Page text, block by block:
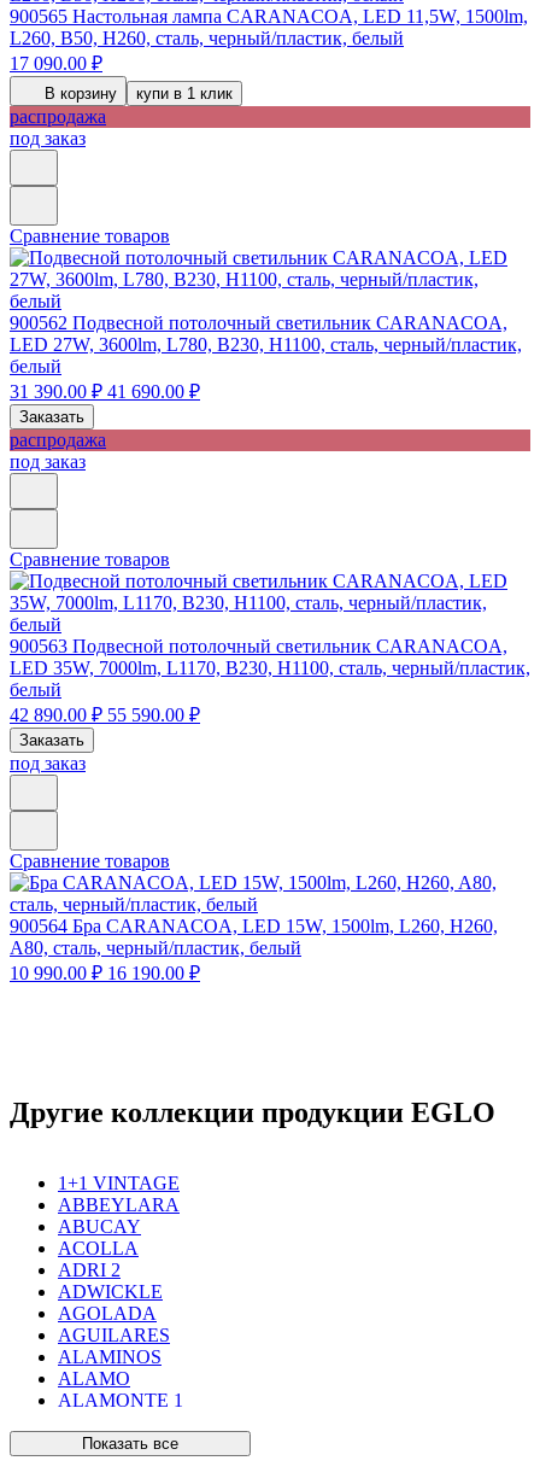
900565 Настольная лампа CARANACOA, LED 11,5W, 1500lm,
L260, B50, H260, сталь, черный/пластик, белый
17 090.00 ₽
В корзину купи в 1 клик
распродажа
под заказ
Сравнение товаров
900562 Подвесной потолочный светильник CARANACOA,
LED 27W, 3600lm, L780, B230, H1100, сталь, черный/пластик,
белый
31 390.00 ₽ 41 690.00 ₽
Заказать
распродажа
под заказ
Сравнение товаров
900563 Подвесной потолочный светильник CARANACOA,
LED 35W, 7000lm, L1170, B230, H1100, сталь, черный/пластик,
белый
42 890.00 ₽ 55 590.00 ₽
Заказать
под заказ
Сравнение товаров
900564 Бра CARANACOA, LED 15W, 1500lm, L260, H260,
A80, сталь, черный/пластик, белый
10 990.00 ₽ 16 190.00 ₽
Другие коллекции продукции EGLO
1+1 VINTAGE
ABBEYLARA
ABUCAY
ACOLLA
ADRI 2
ADWICKLE
AGOLADA
AGUILARES
ALAMINOS
ALAMO
ALAMONTE 1
ALBARACCIN
Показать все